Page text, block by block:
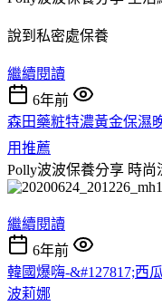
說到私密處保養
繼續閱讀
6年前
森田藥粧特濃黃金保濕
用推薦
Polly波波保養分享 時尚
繼續閱讀
6年前
韓國爆嗨-&#127817;西
波莉娜